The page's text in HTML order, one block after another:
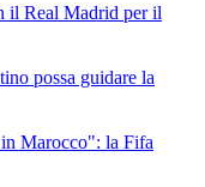
il Real Madrid per il
possa guidare la
Marocco": la Fifa